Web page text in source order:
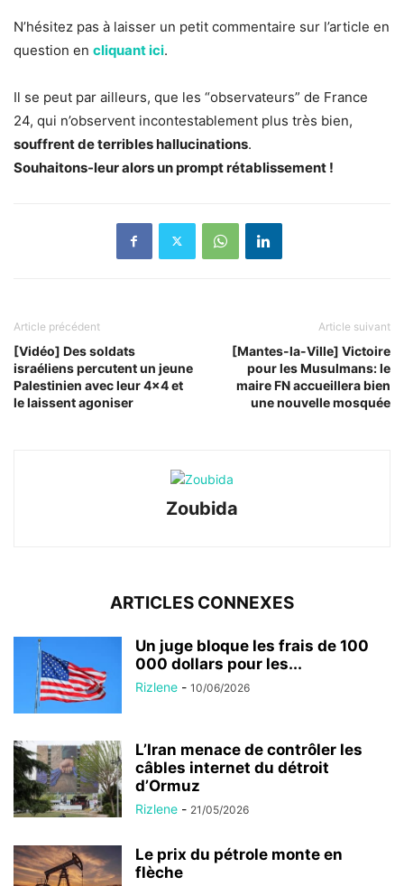
N’hésitez pas à laisser un petit commentaire sur l’article en
question en cliquant ici.
Il se peut par ailleurs, que les “observateurs” de France
24, qui n’observent incontestablement plus très bien,
souffrent de terribles hallucinations.
Souhaitons-leur alors un prompt rétablissement !
Article précédent
[Vidéo] Des soldats
israéliens percutent un jeune
Palestinien avec leur 4×4 et
le laissent agoniser
Article suivant
[Mantes-la-Ville] Victoire
pour les Musulmans: le
maire FN accueillera bien
une nouvelle mosquée
Zoubida
ARTICLES CONNEXES
Un juge bloque les frais de 100
000 dollars pour les...
Rizlene - 10/06/2026
L’Iran menace de contrôler les
câbles internet du détroit
d’Ormuz
Rizlene - 21/05/2026
Le prix du pétrole monte en
flèche